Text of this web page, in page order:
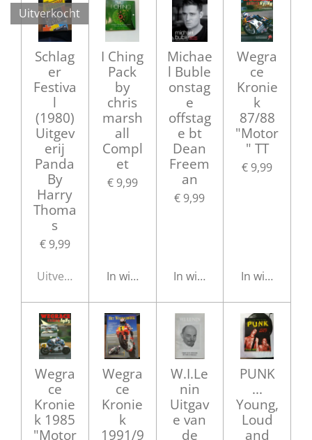
Uitverkocht
Schlag
er
Festiva
l
(1980)
Uitgev
erij
Panda
By
Harry
Thoma
s
€ 9,99
Uitverkocht
I Ching
Pack
by
chris
marsh
all
Compl
et
€ 9,99
In winkelwagen
Michae
l Buble
onstag
e
offstag
e bt
Dean
Freem
an
€ 9,99
In winkelwagen
Wegra
ce
Kronie
k
87/88
"Motor
" TT
€ 9,99
In
Wegra
ce
Kronie
k 1985
"Motor
Wegra
ce
Kronie
k
1991/9
W.I.Le
nin
Uitgav
e van
de
PUNK
...
Young,
Loud
and